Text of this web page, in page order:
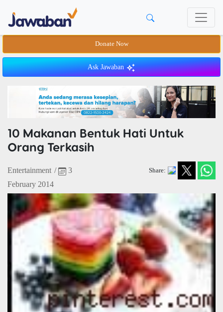
Donate Now
Ask Jawaban
10 Makanan Bentuk Hati Untuk
Orang Terkasih
Entertainment /
3
February 2014
Share: